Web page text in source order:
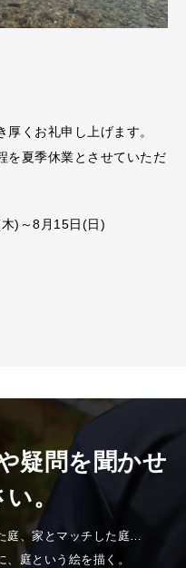
くお礼申し上げます。
を夏季休業とさせていただ
)～8月15日(日)
疑問を聞かせ
。
庭、家とマッチした庭…
庭という絵を描く。